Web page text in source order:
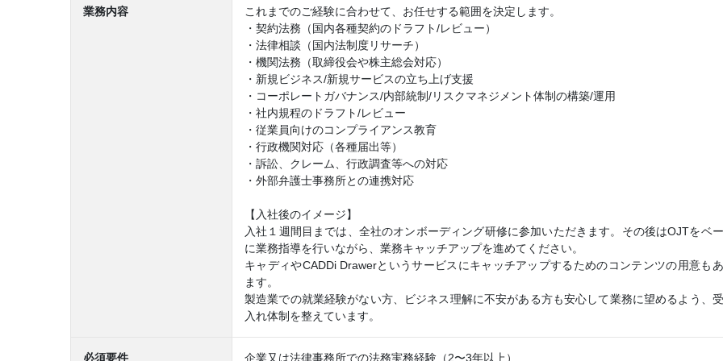
業務内容
これまでのご経験に合わせて、お任せする範囲を決定します。
・契約法務（国内各種契約のドラフト/レビュー）
・法律相談（国内法制度リサーチ）
・機関法務（取締役会や株主総会対応）
・新規ビジネス/新規サービスの立ち上げ支援
・コーポレートガバナンス/内部統制/リスクマネジメント体制の構築/運用
・社内規程のドラフト/レビュー
・従業員向けのコンプライアンス教育
・行政機関対応（各種届出等）
・訴訟、クレーム、行政調査等への対応
・外部弁護士事務所との連携対応
【入社後のイメージ】
入社１週間目までは、全社のオンボーディング研修に参加いただきます。その後はOJTをベ
に業務指導を行いながら、業務キャッチアップを進めてください。
キャディやCADDi Drawerというサービスにキャッチアップするためのコンテンツの用意も
ます。
製造業での就業経験がない方、ビジネス理解に不安がある方も安心して業務に望めるよう、
入れ体制を整えています。
必須要件 企業又は法律事務所での法務実務経験（2〜3年以上）